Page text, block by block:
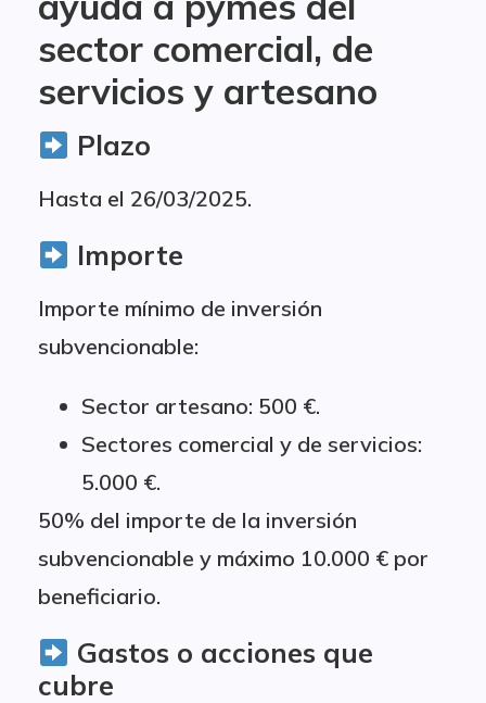
sector comercial, de
servicios y artesano
Plazo
Hasta el 26/03/2025.
Importe
Importe mínimo de inversión
subvencionable:
Sector artesano: 500 €.
Sectores comercial y de servicios:
5.000 €.
50% del importe de la inversión
subvencionable y máximo 10.000 € por
beneficiario.
Gastos o acciones que
cubre